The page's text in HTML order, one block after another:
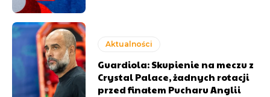
Aktualności
Guardiola: Skupienie na meczu z
Crystal Palace, żadnych rotacji
przed finałem Pucharu Anglii